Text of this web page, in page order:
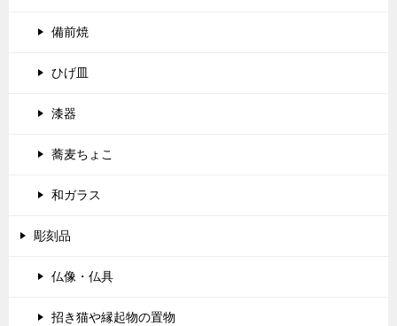
備前焼
ひげ皿
漆器
蕎麦ちょこ
和ガラス
彫刻品
仏像・仏具
招き猫や縁起物の置物